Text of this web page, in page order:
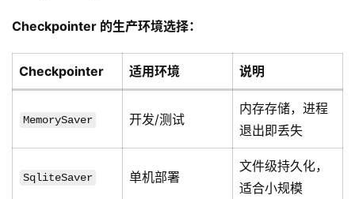
Checkpointer 的生产环境选择：
Checkpointer 适用环境 说明
MemorySaver 开发/测试
内存存储，进程
退出即丢失
SqliteSaver 单机部署
文件级持久化，
适合小规模